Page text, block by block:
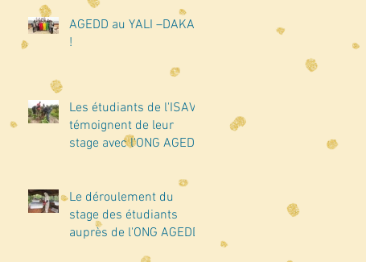
AGEDD au YALI –DAKAR
!
Les étudiants de l'ISAVF
témoignent de leur
stage avec l'ONG AGEDD
Le déroulement du
stage des étudiants
auprès de l'ONG AGEDD